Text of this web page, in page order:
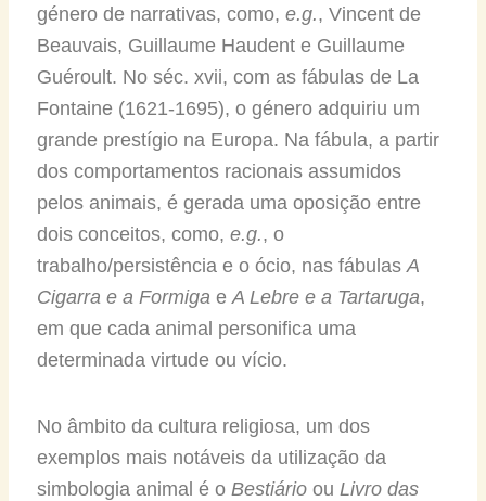
género de narrativas, como, e.g., Vincent de
Beauvais, Guillaume Haudent e Guillaume
Guéroult. No séc. xvii, com as fábulas de La
Fontaine (1621-1695), o género adquiriu um
grande prestígio na Europa. Na fábula, a partir
dos comportamentos racionais assumidos
pelos animais, é gerada uma oposição entre
dois conceitos, como, e.g., o
trabalho/persistência e o ócio, nas fábulasA
Cigarra e a FormigaeA Lebre e a Tartaruga,
em que cada animal personifica uma
determinada virtude ou vício.
No âmbito da cultura religiosa, um dos
exemplos mais notáveis da utilização da
simbologia animal é oBestiário ou Livro das